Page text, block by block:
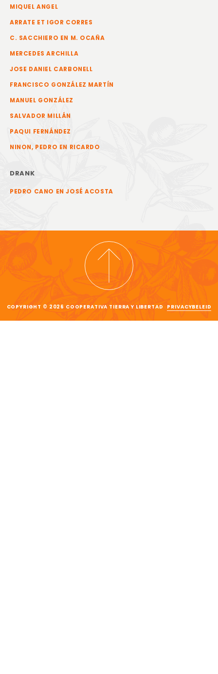
MIQUEL ANGEL
ARRATE ET IGOR CORRES
C. SACCHIERO EN M. OCAÑA
MERCEDES ARCHILLA
JOSE DANIEL CARBONELL
FRANCISCO GONZÁLEZ MARTÍN
MANUEL GONZÁLEZ
SALVADOR MILLÁN
PAQUI FERNÁNDEZ
NINON, PEDRO EN RICARDO
DRANK
PEDRO CANO EN JOSÉ ACOSTA
COPYRIGHT © 2026 COOPERATIVA TIERRA Y LIBERTAD PRIVACYBELEID